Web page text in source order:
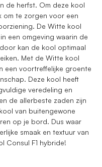
de herfst. Om deze kool
om te zorgen voor een
De Witte kool
een omgeving waarin de
kan de kool optimaal
Met de Witte kool
een voortreffelijke groente
Deze kool heeft
veredeling en
de allerbeste zaden zijn
van buitengewone
op je bord. Dus waar
smaak en textuur van
Consul F1 hybride!